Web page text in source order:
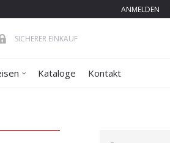
ANMELDEN
SICHERER EINKAUF
Kataloge Kontakt